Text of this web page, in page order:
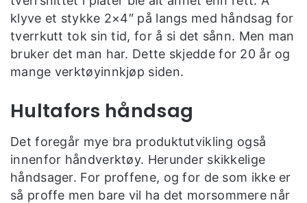
klyve et stykke 2×4″ på langs med håndsag for
tverrkutt tok sin tid, for å si det sånn. Men man
bruker det man har. Dette skjedde for 20 år og
mange verktøyinnkjøp siden.
Hultafors håndsag
Det foregår mye bra produktutvikling også
innenfor håndverktøy. Herunder skikkelige
håndsager. For proffene, og for de som ikke er
så proffe men bare vil ha det morsommere når